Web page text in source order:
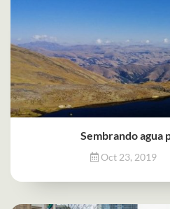
Sembrando agua
Oct 23, 2019